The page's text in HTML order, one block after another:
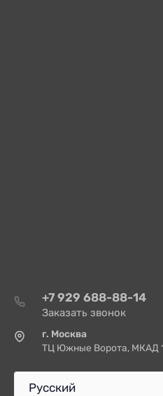
+7 929 688-88-14
Заказать звонок
г. Москва
ТЦ Южные Ворота, МКАД